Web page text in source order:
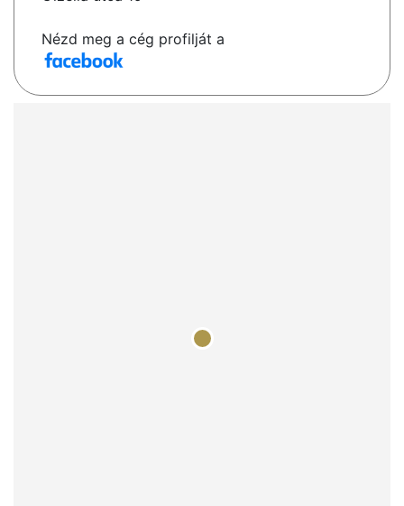
Nézd meg a cég profilját a